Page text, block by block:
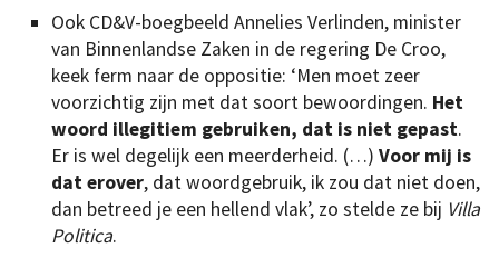
Ook CD&V-boegbeeld Annelies Verlinden, minister
van Binnenlandse Zaken in de regering De Croo,
keek ferm naar de oppositie: ‘Men moet zeer
voorzichtig zijn met dat soort bewoordingen. Het
woord illegitiem gebruiken, dat is niet gepast.
Er is wel degelijk een meerderheid. (…) Voor mij is
dat erover, dat woordgebruik, ik zou dat niet doen,
dan betreed je een hellend vlak’, zo stelde ze bij Villa
Politica.